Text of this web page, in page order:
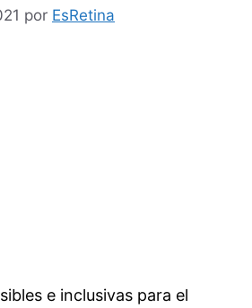
por EsRetina
e inclusivas para el